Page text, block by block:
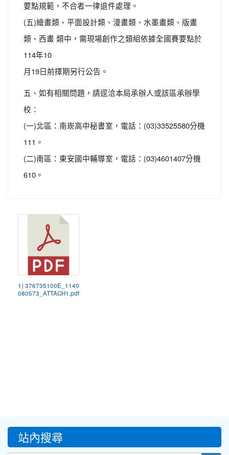
要點規範，不合者一律退件處理。
(五)繪畫類、平面設計類、漫畫類、水墨畫類、版畫
類、西畫 類中，需現場創作之類組依據全國賽要點於
114年10
月19日前擇期另行公告。
五、如有相關問題，請逕洽本局承辦人或該區承辦學
校：
(一)北區：南崁高中秘書室，電話：(03)33525580分機
111。
(二)南區：東安國中輔導室，電話：(03)4601407分機
610。
1) 376735100E_1140
080573_ATTACH1.pdf
::: 站內搜尋